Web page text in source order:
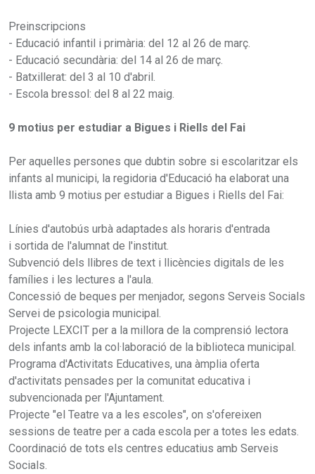
Preinscripcions
- Educació infantil i primària: del 12 al 26 de març.
- Educació secundària: del 14 al 26 de març.
- Batxillerat: del 3 al 10 d'abril.
- Escola bressol: del 8 al 22 maig.
9 motius per estudiar a Bigues i Riells del Fai
Per aquelles persones que dubtin sobre si escolaritzar els
infants al municipi, la regidoria d'Educació ha elaborat una
llista amb 9 motius per estudiar a Bigues i Riells del Fai:
Línies d'autobús urbà adaptades als horaris d'entrada​
i sortida de l'alumnat de l'institut.
Subvenció dels llibres de text i llicències digitals de les
famílies i les lectures a l'aula.
Concessió de beques per menjador, segons Serveis Socials
Servei de psicologia municipal.
Projecte LEXCIT per a la millora de la comprensió lectora
dels infants amb la col·laboració de la biblioteca municipal.
Programa d'Activitats Educatives, una àmplia oferta
d'activitats pensades per la comunitat educativa i
subvencionada per l'Ajuntament.
Projecte "el Teatre va a les escoles", on s'ofereixen
sessions de teatre per a cada escola per a totes les edats.
Coordinació de tots els centres educatius amb Serveis
Socials.